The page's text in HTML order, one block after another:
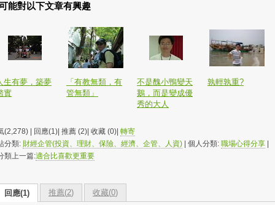
能對以下文章有興趣
生有夢，築夢
實
「有教無類，有
管無類」
不是醜小鴨變天
鵝，而是變成優
秀的大人
孰輕孰重?
(2,278) | 回應(1)| 推薦 (2)| 收藏 (0)| 轉寄
分類: 財經企管(投資、理財、保險、經濟、企管、人資) | 個人分類: 職場心得分享
類上一篇:適合比喜歡更重要
回應(1) 推薦(2) 收藏(0)